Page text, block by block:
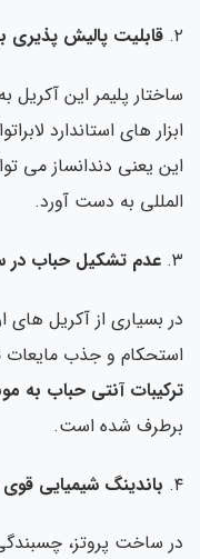
قابلیت پالیش پذیری
پلیمر این آکریل
های استاندارد
یعنی دندانساز می
به دست آورد.
عدم تشکیل حباب در
بسیاری از آکریل های
و جذب مایعات می
آنتی حباب به
شده است.
باندینگ شیمیایی قوی
ساخت پروتز، چسبندگی